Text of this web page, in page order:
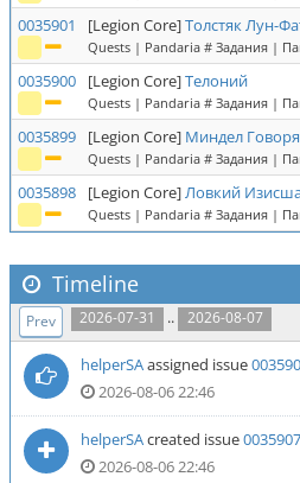
0035901 [Legion Core]Толстяк Лун-
Quests | Pandaria # Задания |
0035900 [Legion Core]Телоний
Quests | Pandaria # Задания |
0035899 [Legion Core] Миндел
Quests | Pandaria # Задания |
0035898 [Legion Core]Ловкий
Quests | Pandaria # Задания |
Timeline
2026-07-31 .. 2026-08-07
Prev
helperSAassigned issue
2026-08-06 22:46
helperSAcreated issue0035907
2026-08-06 22:46